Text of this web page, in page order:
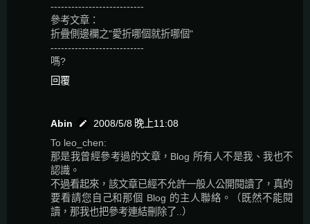
---------------------------
參考文章：
折疊側邊欄之"愛折哪個就折哪個"
---------------------------
嗎?
回覆
Abin
2008/5/8 晚上11:08
To leo_chen:
那是我曾經參考過的文章，Blog 所有人不是我、我也不
認識。
不過看起來，該文章已經不允許一般人公開閱讀了，真的
要看請您自己和那個 Blog 的主人聯絡。（既然不能閱
讀，那我也把參考連結刪除了..）